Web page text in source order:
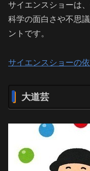
サイエンスショーは
科学の面白さや不思
ントです。
サイエンスショーの
大道芸